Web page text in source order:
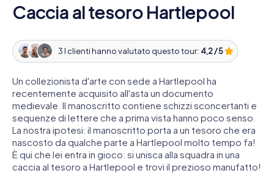
Caccia al tesoro Hartlepool
3 I clienti hanno valutato questo tour: 4,2 / 5
Un collezionista d'arte con sede a Hartlepool ha
recentemente acquisito all'asta un documento
medievale. Il manoscritto contiene schizzi sconcertanti e
sequenze di lettere che a prima vista hanno poco senso.
La nostra ipotesi: il manoscritto porta a un tesoro che era
nascosto da qualche parte a Hartlepool molto tempo fa!
È qui che lei entra in gioco: si unisca alla squadra in una
caccia al tesoro a Hartlepool e trovi il prezioso manufatto!